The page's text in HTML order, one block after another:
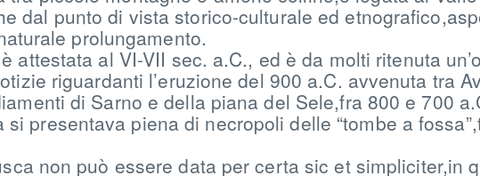
dal punto di vista storico-culturale ed
prolungamento.
è attestata al VI-VII sec. a.C., ed è da molti ritenuta
riguardanti l’eruzione del 900 a.C. avvenuta tra
di Sarno e della piana del Sele,fra 800 e 700
si presentava piena di necropoli delle “tombe a
non può essere data per certa sic et